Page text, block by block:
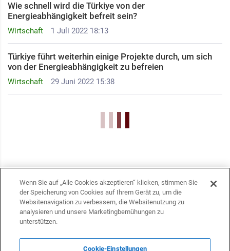
Wirtschaft 1 Juli 2022 18:13
Wie schnell wird die Türkiye von der
Energieabhängigkeit befreit sein?
Wirtschaft 29 Juni 2022 15:38
Türkiye führt weiterhin einige Projekte durch, um sich
von der Energieabhängigkeit zu befreien
Wenn Sie auf „Alle Cookies akzeptieren“ klicken, stimmen Sie
der Speicherung von Cookies auf Ihrem Gerät zu, um die
Websitenavigation zu verbessern, die Websitenutzung zu
analysieren und unsere Marketingbemühungen zu
unterstützen.
Cookie-Einstellungen